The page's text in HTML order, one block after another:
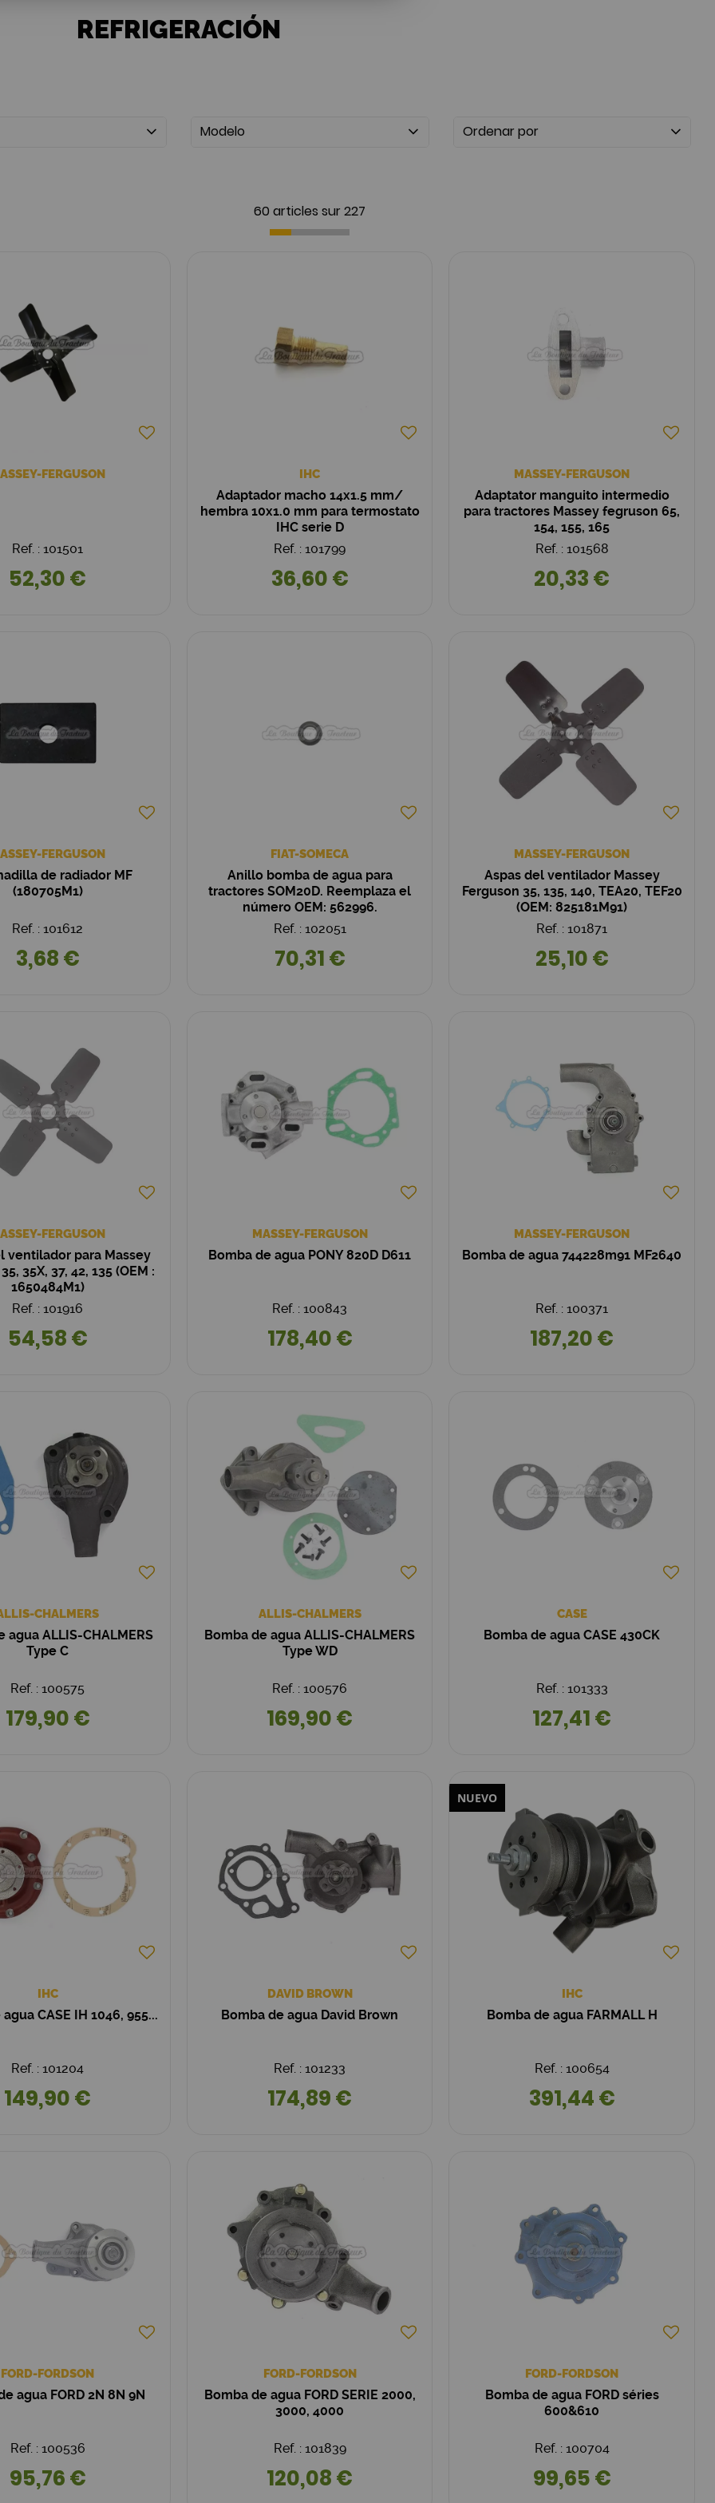
REFRIGERACIÓN
Modelo Ordenar por
60 articles sur 227
FERGUSON
Ref. : 101501
52,30 €
IHC
Adaptador macho 14x1.5 mm/
hembra 10x1.0 mm para termostato
IHC serie D
Ref. : 101799
36,60 €
MASSEY-FERGUSON
Adaptator manguito intermedio
para tractores Massey fegruson 65,
154, 155, 165
Ref. : 101568
20,33 €
FERGUSON
de radiador MF
(180705M1)
Ref. : 101612
3,68 €
FIAT-SOMECA
Anillo bomba de agua para
tractores SOM20D. Reemplaza el
número OEM: 562996.
Ref. : 102051
70,31 €
MASSEY-FERGUSON
Aspas del ventilador Massey
Ferguson 35, 135, 140, TEA20, TEF20
(OEM: 825181M91)
Ref. : 101871
25,10 €
FERGUSON
ventilador para Massey
35X, 37, 42, 135 (OEM :
1650484M1)
Ref. : 101916
54,58 €
MASSEY-FERGUSON
Bomba de agua PONY 820D D611
Ref. : 100843
178,40 €
MASSEY-FERGUSON
Bomba de agua 744228m91 MF2640
Ref. : 100371
187,20 €
CHALMERS
agua ALLIS-CHALMERS
Type C
Ref. : 100575
179,90 €
ALLIS-CHALMERS
Bomba de agua ALLIS-CHALMERS
Type WD
Ref. : 100576
169,90 €
CASE
Bomba de agua CASE 430CK
Ref. : 101333
127,41 €
IHC
CASE IH 1046, 955...
Ref. : 101204
149,90 €
DAVID BROWN
Bomba de agua David Brown
Ref. : 101233
174,89 €
NUEVO
IHC
Bomba de agua FARMALL H
Ref. : 100654
391,44 €
FORD-FORDSON
agua FORD 2N 8N 9N
Ref. : 100536
95,76 €
FORD-FORDSON
Bomba de agua FORD SERIE 2000,
3000, 4000
Ref. : 101839
120,08 €
FORD-FORDSON
Bomba de agua FORD séries
600&610
Ref. : 100704
99,65 €